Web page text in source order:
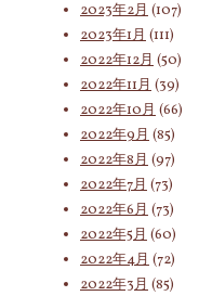
2023年2月 (107)
2023年1月 (111)
2022年12月 (50)
2022年11月 (39)
2022年10月 (66)
2022年9月 (85)
2022年8月 (97)
2022年7月 (73)
2022年6月 (73)
2022年5月 (60)
2022年4月 (72)
2022年3月 (85)